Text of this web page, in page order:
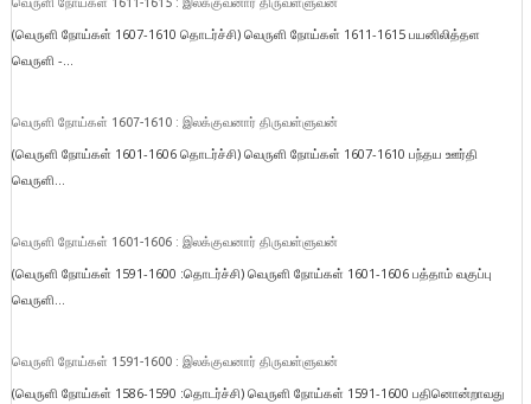
(வெருளி நோய்கள் 1607-1610 தொடர்ச்சி) வெருளி நோய்கள் 1611-1615 பயனிலித்தள
வெருளி -...
வெருளி நோய்கள் 1607-1610 : இலக்குவனார் திருவள்ளுவன்
(வெருளி நோய்கள் 1601-1606 தொடர்ச்சி) வெருளி நோய்கள் 1607-1610 பந்தய ஊர்தி
வெருளி...
வெருளி நோய்கள் 1601-1606 : இலக்குவனார் திருவள்ளுவன்
(வெருளி நோய்கள் 1591-1600 :தொடர்ச்சி) வெருளி நோய்கள் 1601-1606 பத்தாம் வகுப்பு
வெருளி...
வெருளி நோய்கள் 1591-1600 : இலக்குவனார் திருவள்ளுவன்
(வெருளி நோய்கள் 1586-1590 :தொடர்ச்சி) வெருளி நோய்கள் 1591-1600 பதினொன்றாவது